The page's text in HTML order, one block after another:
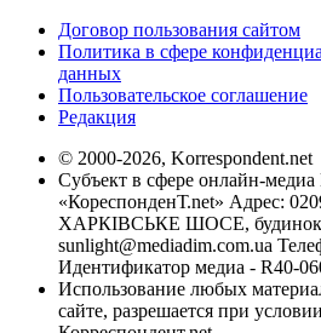
Договор пользования сайтом
Политика в сфере
данных
Пользовательское соглашение
Редакция
© 2000-2026, Korrespondent.net
Субъект в сфере онлайн-
«КореспонденТ.net» Адрес:
ХАРКІВСЬКЕ ШОСЕ, будинок
sunlight@mediadim.com.ua
Идентификатор медиа - R40-
Использование любых
сайте, разрешается при